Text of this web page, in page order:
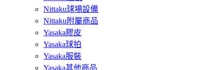
Nittaku球場設備
Nittaku附屬商品
Yasaka膠皮
Yasaka球拍
Yasaka服裝
Yasaka其他商品